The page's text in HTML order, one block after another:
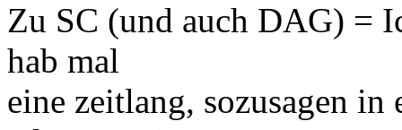
Zu SC (und auch DAG) =
hab mal
eine zeitlang, sozusagen